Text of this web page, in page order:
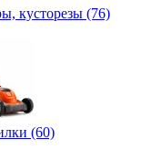
кусторезы (76)
(60)